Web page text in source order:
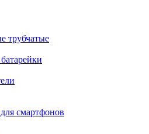
трубчатые
смартфонов